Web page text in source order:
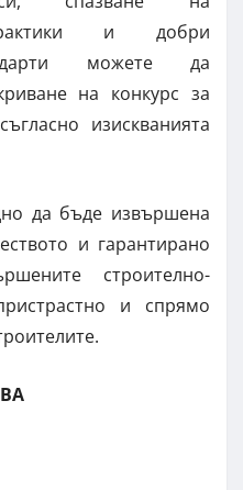
и добри
можете да
на конкурс за
изискванията
да бъде извършена
и гарантирано
строително-
и спрямо